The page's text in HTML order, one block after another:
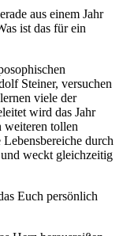
aus einem Jahr
ist das für ein
Steiner, versuchen
viele der
wird das Jahr
tollen
durch
weckt gleichzeitig
Euch persönlich